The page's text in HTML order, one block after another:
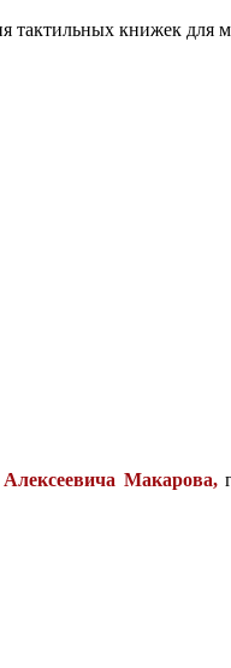
тактильных книжек для
Макарова,